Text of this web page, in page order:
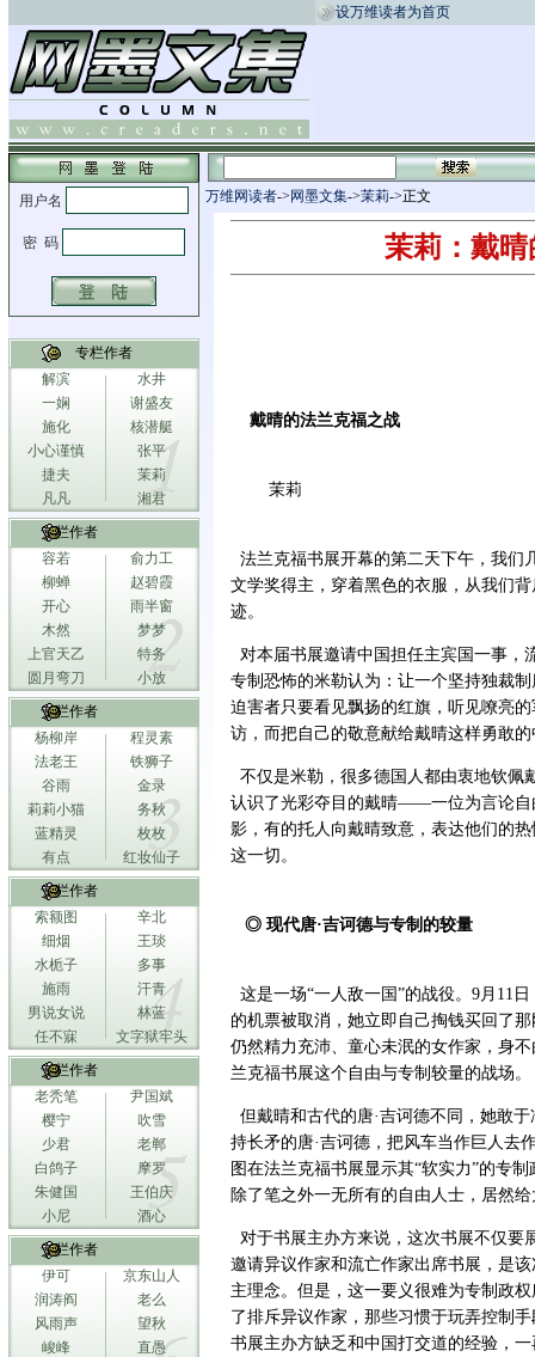
设万维读者为首页
专栏作者
解滨
水井
一娴
谢盛友
施化
核潜艇
小心谨慎
张平
捷夫
茉莉
凡凡
湘君
专栏作者
容若
俞力工
柳蝉
赵碧霞
开心
雨半窗
木然
梦梦
上官天乙
特务
圆月弯刀
小放
专栏作者
杨柳岸
程灵素
法老王
铁狮子
谷雨
金录
莉莉小猫
务秋
蓝精灵
枚枚
有点
红妆仙子
专栏作者
索额图
辛北
细烟
王琰
水栀子
多事
施雨
汗青
男说女说
林蓝
任不寐
文字狱牢头
专栏作者
老秃笔
尹国斌
樱宁
吹雪
少君
老郸
白鸽子
摩罗
朱健国
王伯庆
小尼
酒心
专栏作者
伊可
京东山人
润涛阎
老么
风雨声
望秋
峻峰
直愚
万维网读者-> 网墨文集->茉莉->正文
茉莉：戴
戴晴的法兰克福之战
茉莉
法兰克福书展开幕的第二天下午，我
文学奖得主，穿着黑色的衣服，从我们
迹。
对本届书展邀请中国担任主宾国一事，
专制恐怖的米勒认为：让一个坚持独裁
迫害者只要看见飘扬的红旗，听见嘹亮
访，而把自己的敬意献给戴晴这样勇敢
不仅是米勒，很多德国人都由衷地钦佩
认识了光彩夺目的戴晴——一位为言论自
影，有的托人向戴晴致意，表达他们的
这一切。
◎ 现代唐·吉诃德与专制的较量
这是一场“一人敌一国”的战役。9月11
的机票被取消，她立即自己掏钱买回了
仍然精力充沛、童心未泯的女作家，身
兰克福书展这个自由与专制较量的战场。
但戴晴和古代的唐·吉诃德不同，她敢
持长矛的唐·吉诃德，把风车当作巨人去
图在法兰克福书展显示其“软实力”的专
除了笔之外一无所有的自由人士，居然
对于书展主办方来说，这次书展不仅要
邀请异议作家和流亡作家出席书展，是
主理念。但是，这一要义很难为专制政
了排斥异议作家，那些习惯于玩弄控制
书展主办方缺乏和中国打交道的经验，